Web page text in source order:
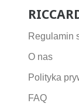
Regulamin
O nas
Polityka
FAQ